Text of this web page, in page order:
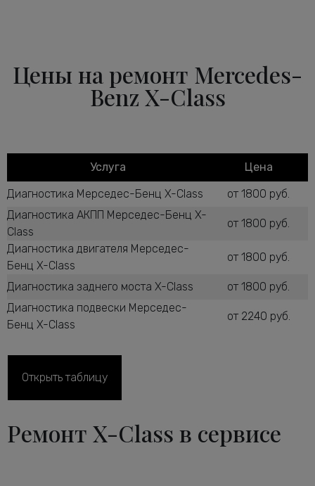
Цены на ремонт Mercedes-
Benz X-Class
Услуга
Цена
Диагностика Мерседес-Бенц X-Class
от 1800 руб.
Диагностика АКПП Мерседес-Бенц X-
Class
от 1800 руб.
Диагностика двигателя Мерседес-
Бенц X-Class
от 1800 руб.
Диагностика заднего моста X-Class
от 1800 руб.
Диагностика подвески Мерседес-
Бенц X-Class
от 2240 руб.
Class
Диагностика ТНВД дизельного
Мерседес-Бенц X-Class
Диагностика ходовой части
Открыть таблицу
Ремонт X-Class в сервисе